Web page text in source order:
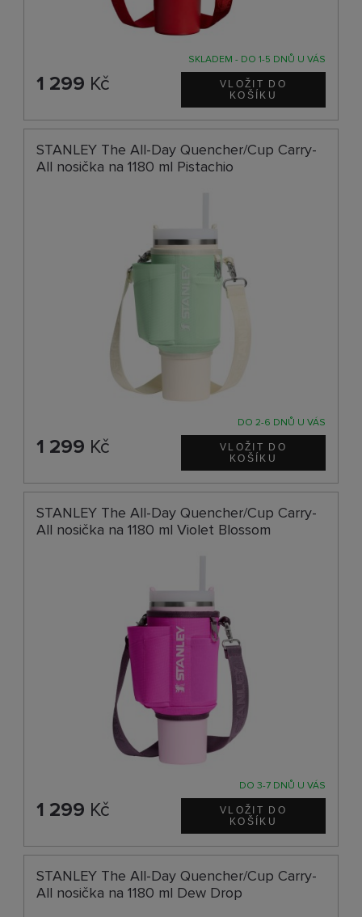
SKLADEM - DO 1-5 DNŮ U VÁS
1 299 Kč
STANLEY The All-Day Quencher/Cup Carry-
All nosička na 1180 ml Pistachio
DO 2-6 DNŮ U VÁS
1 299 Kč
STANLEY The All-Day Quencher/Cup Carry-
All nosička na 1180 ml Violet Blossom
DO 3-7 DNŮ U VÁS
1 299 Kč
STANLEY The All-Day Quencher/Cup Carry-
All nosička na 1180 ml Dew Drop